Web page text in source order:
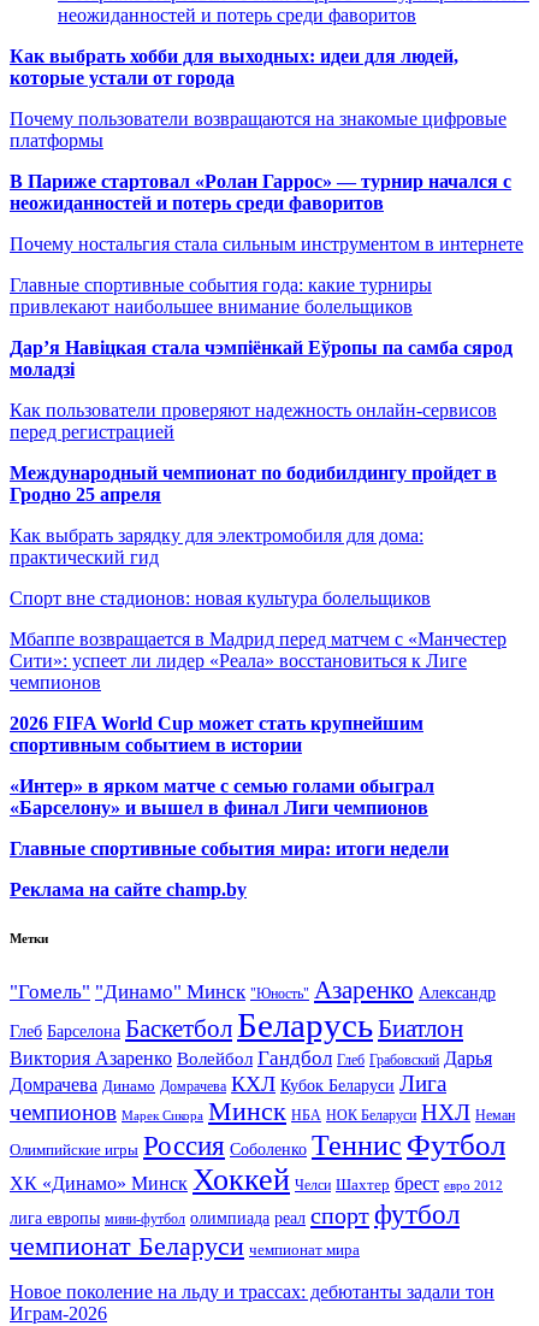
неожиданностей и потерь среди фаворитов
Как выбрать хобби для выходных: идеи для людей,
которые устали от города
Почему пользователи возвращаются на знакомые цифровые
платформы
В Париже стартовал «Ролан Гаррос» — турнир начался с
неожиданностей и потерь среди фаворитов
Почему ностальгия стала сильным инструментом в интернете
Главные спортивные события года: какие турниры
привлекают наибольшее внимание болельщиков
Дар’я Навіцкая стала чэмпіёнкай Еўропы па самба сярод
моладзі
Как пользователи проверяют надежность онлайн-сервисов
перед регистрацией
Международный чемпионат по бодибилдингу пройдет в
Гродно 25 апреля
Как выбрать зарядку для электромобиля для дома:
практический гид
Спорт вне стадионов: новая культура болельщиков
Мбаппе возвращается в Мадрид перед матчем с «Манчестер
Сити»: успеет ли лидер «Реала» восстановиться к Лиге
чемпионов
2026 FIFA World Cup может стать крупнейшим
спортивным событием в истории
«Интер» в ярком матче с семью голами обыграл
«Барселону» и вышел в финал Лиги чемпионов
Главные спортивные события мира: итоги недели
Реклама на сайте champ.by
Метки
"Гомель" "Динамо" Минск "Юность" Азаренко Александр
Глеб Барселона Баскетбол БеларусьБиатлон
Виктория Азаренко Волейбол Гандбол Глеб Грабовский Дарья
Домрачева Динамо Домрачева КХЛ Кубок Беларуси Лига
чемпионов Марек Сикора Минск НБА НОК Беларуси НХЛ Неман
Олимпийские игры Россия Соболенко Теннис Футбол
ХК «Динамо» Минск Хоккей Челси Шахтер брест евро 2012
лига европы мини-футбол олимпиада реал спортфутбол
чемпионат Беларуси чемпионат мира
Новое поколение на льду и трассах: дебютанты задали тон
Играм-2026